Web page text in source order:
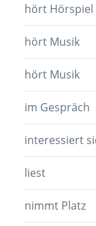
hört Hörspiel
hört Musik
hört Musik
im Gespräch
interessiert
liest
nimmt Platz